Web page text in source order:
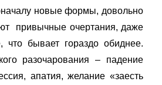
новые формы, довольно
привычные очертания, даже
что бывает гораздо обиднее.
разочарования – падение
апатия, желание «заесть